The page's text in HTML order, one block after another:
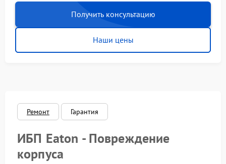
Получить консультацию
Наши цены
Ремонт Гарантия
ИБП Eaton - Повреждение
корпуса